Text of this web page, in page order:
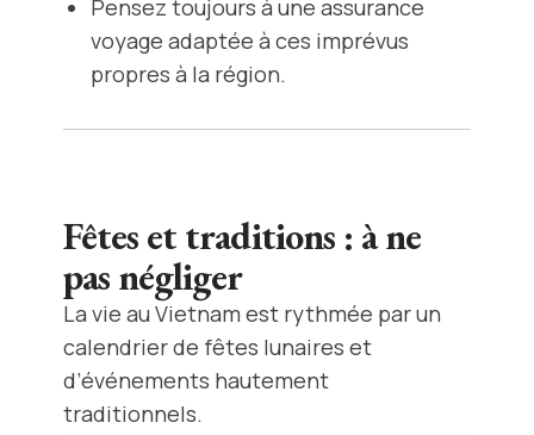
Pensez toujours à une assurance
voyage adaptée à ces imprévus
propres à la région.
Fêtes et traditions : à ne
pas négliger
La vie au Vietnam est rythmée par un
calendrier de fêtes lunaires et
d’événements hautement
traditionnels.